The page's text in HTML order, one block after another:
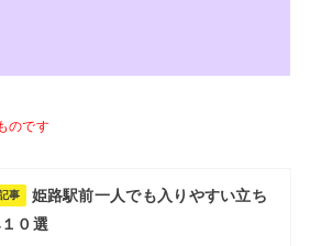
のです
事
姫路駅前一人でも入りやすい立ち
０選